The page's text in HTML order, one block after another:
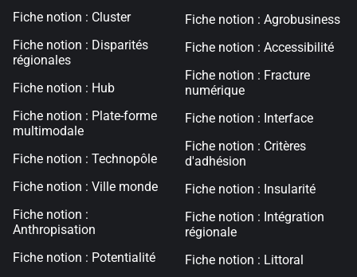
Fiche notion : Cluster
Fiche notion : Disparités
régionales
Fiche notion : Hub
Fiche notion : Plate-forme
multimodale
Fiche notion : Technopôle
Fiche notion : Ville monde
Fiche notion :
Anthropisation
Fiche notion : Potentialité
Fiche notion : Agrobusiness
Fiche notion : Accessibilité
Fiche notion : Fracture
numérique
Fiche notion : Interface
Fiche notion : Critères
d'adhésion
Fiche notion : Insularité
Fiche notion : Intégration
régionale
Fiche notion : Littoral